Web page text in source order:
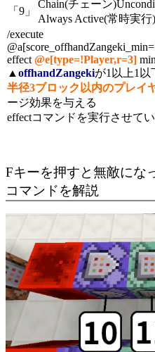
「9」
Chain(チェーン)
Always Active(常時実行)
/execute
effect @e[type=!Player,r=3]
▲ offhandZangekiが1以上1以
半径3ブロック以内のプレイ
ージ効果を与える
effectコマンドを実行させてい
Fキーを押すと無敵にな
コマンドを解説